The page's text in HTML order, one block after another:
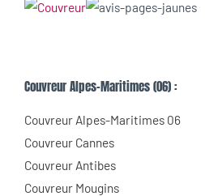
Couvreur Alpes-Maritimes (06) :
Couvreur Alpes-Maritimes 06
Couvreur Cannes
Couvreur Antibes
Couvreur Mougins